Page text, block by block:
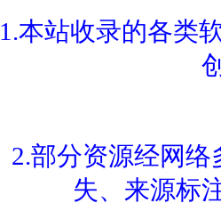
1.本站收录的各类
2.部分资源经网
失、来源标